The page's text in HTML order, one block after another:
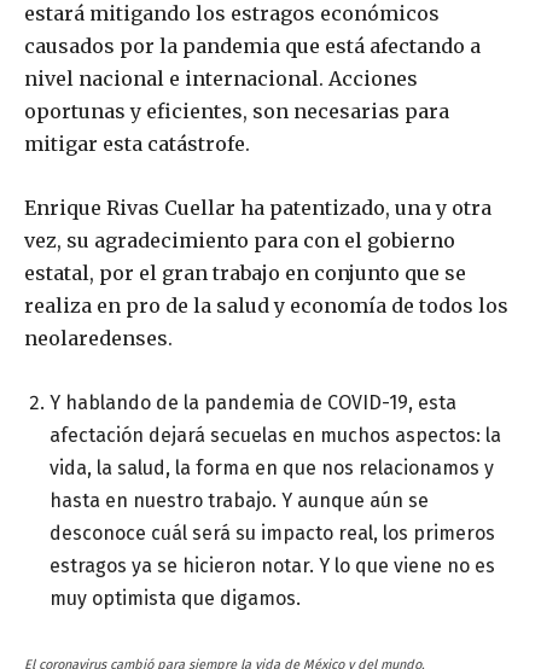
estará mitigando los estragos económicos
causados por la pandemia que está afectando a
nivel nacional e internacional. Acciones
oportunas y eficientes, son necesarias para
mitigar esta catástrofe.
Enrique Rivas Cuellar ha patentizado, una y otra
vez, su agradecimiento para con el gobierno
estatal, por el gran trabajo en conjunto que se
realiza en pro de la salud y economía de todos los
neolaredenses.
Y hablando de la pandemia de COVID-19, esta
afectación dejará secuelas en muchos aspectos: la
vida, la salud, la forma en que nos relacionamos y
hasta en nuestro trabajo. Y aunque aún se
desconoce cuál será su impacto real, los primeros
estragos ya se hicieron notar. Y lo que viene no es
muy optimista que digamos.
El coronavirus cambió para siempre la vida de México y del mundo.